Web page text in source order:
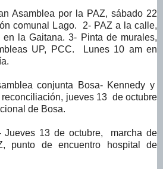
Asamblea por la PAZ, sábado 22
comunal Lago. 2- PAZ a la calle,
en la Gaitana.3- Pinta de murales,
UP, PCC.
Lunes 10 am en
conjunta Bosa- Kennedy y
reconciliación, jueves 13 de octubre
de Bosa.
Jueves 13 de octubre, marcha de
punto de encuentro hospital de